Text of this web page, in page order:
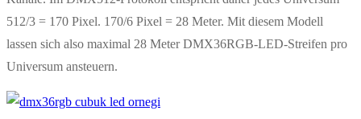
512/3 = 170 Pixel. 170/6 Pixel = 28 Meter. Mit diesem Modell
lassen sich also maximal 28 Meter DMX36RGB-LED-Streifen pro
Universum ansteuern.